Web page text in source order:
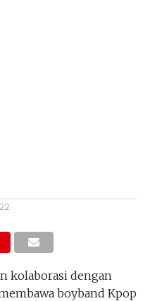
kolaborasi dengan
boyband Kpop